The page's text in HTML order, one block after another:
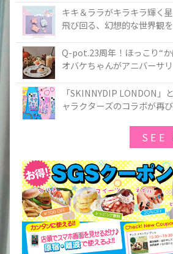
キキ＆ララがキラキラ輝く
飛び回る、幻想的な世界観
50周年アニバーサリーイヤ
たコレクションが登場
Q-pot.23周年！ほっこり“
オバケちゃんがアニバーサ
ー」が新発売！Q-pot CAFE.
ゃのオバケーキプレート」
「SKINNYDIP LONDON」
ャラクターズのコラボが再
SEE